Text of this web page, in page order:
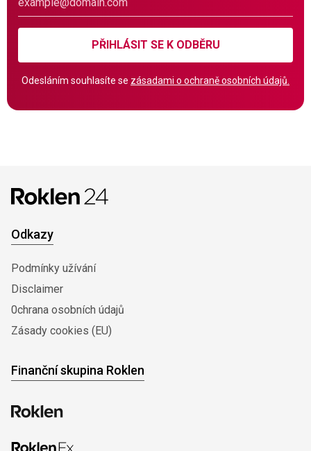
PŘIHLÁSIT SE K ODBĚRU
Odesláním souhlasíte se zásadami o ochraně osobních údajů.
Odkazy
Podmínky užívání
Disclaimer
0chrana osobních údajů
Zásady cookies (EU)
Finanční skupina Roklen